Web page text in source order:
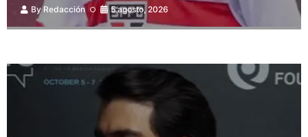
ByRedacción 5 agosto, 2026